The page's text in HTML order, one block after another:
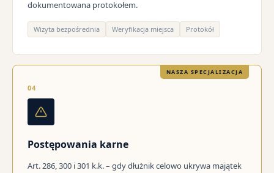
dokumentowana protokołem.
Wizyta bezpośrednia Weryfikacja miejsca Protokół
NASZA SPECJALIZACJA
04
Postępowania karne
Art. 286, 300 i 301 k.k. – gdy dłużnik celowo ukrywa majątek